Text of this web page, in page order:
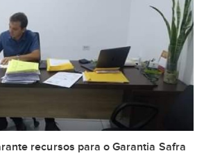
recursos para o Garantia Safra